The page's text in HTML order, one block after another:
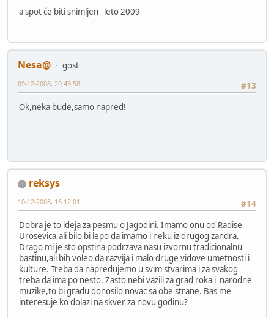
a spot će biti snimljen leto 2009
Nesa@
gost
#13
09-12-2008, 20:43:58
Ok,neka bude,samo napred!
reksys
#14
10-12-2008, 16:12:01
Dobra je to ideja za pesmu o Jagodini. Imamo onu od Radise
Urosevica,ali bilo bi lepo da imamo i neku iz drugog zandra.
Drago mi je sto opstina podrzava nasu izvornu tradicionalnu
bastinu,ali bih voleo da razvija i malo druge vidove umetnosti i
kulture. Treba da napredujemo u svim stvarima i za svakog
treba da ima po nesto. Zasto nebi vazili za grad roka i narodne
muzike,to bi gradu donosilo novac sa obe strane. Bas me
interesuje ko dolazi na skver za novu godinu?